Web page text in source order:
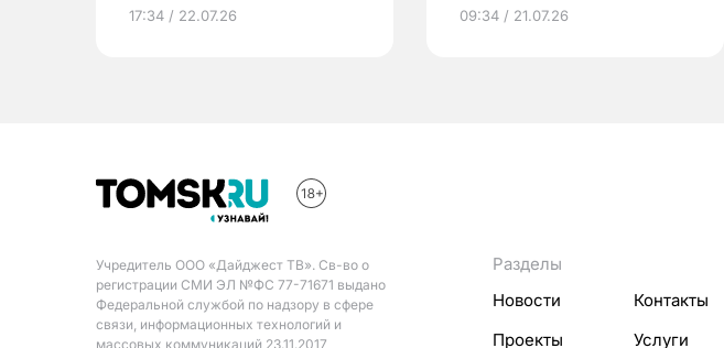
17:34 / 22.07.26 09:34 / 21.07.26
Учредитель ООО «Дайджест ТВ». Св-во о
регистрации СМИ ЭЛ №ФС 77-71671 выдано
Федеральной службой по надзору в сфере
связи, информационных технологий и
массовых коммуникаций 23.11.2017
Разделы
Новости
Контакты
Проекты
Услуги